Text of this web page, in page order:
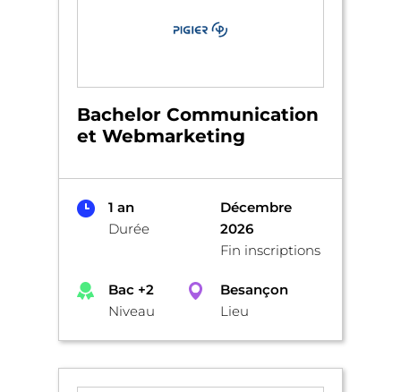
Bachelor Communication
et Webmarketing
1 an
Durée
Décembre
2026
Fin inscriptions
Bac +2
Niveau
Besançon
Lieu